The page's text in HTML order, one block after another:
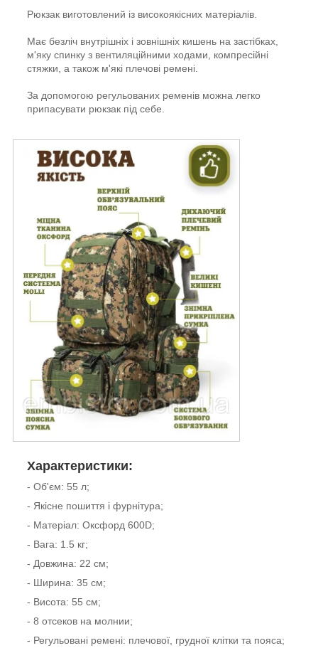
Рюкзак виготовлений із високоякісних матеріалів.
Має безліч внутрішніх і зовнішніх кишень на застібках,
м'яку спинку з вентиляційними ходами, компресійні
стяжки, а також м'які плечові ремені.
За допомогою регульованих ременів можна легко
припасувати рюкзак під себе.
Характеристики:
- Об'єм: 55 л;
- Якісне пошиття і фурнітура;
- Матеріал: Оксфорд 600D;
- Вага: 1.5 кг;
- Довжина: 22 см;
- Ширина: 35 см;
- Висота: 55 см;
- 8 отсеков на молнии;
- Регульовані ремені: плечової, грудної клітки та пояса;